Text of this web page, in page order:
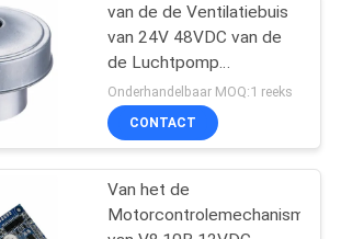
van de de Ventilatiebuis
van 24V 48VDC van de
de Luchtpomp
Opblaasbare
Gealigneerde de
Ventilatorbldc Ventilator
Onderhandelbaar MOQ:1 reeks
CONTACT
Van het de
Motorcontrolemechanisme